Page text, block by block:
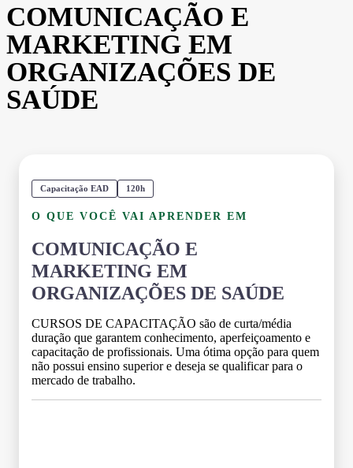
COMUNICAÇÃO E
MARKETING EM
ORGANIZAÇÕES DE
SAÚDE
Capacitação EAD 120h
O QUE VOCÊ VAI APRENDER EM
COMUNICAÇÃO E
MARKETING EM
ORGANIZAÇÕES DE SAÚDE
CURSOS DE CAPACITAÇÃO são de curta/média
duração que garantem conhecimento, aperfeiçoamento e
capacitação de profissionais. Uma ótima opção para quem
não possui ensino superior e deseja se qualificar para o
mercado de trabalho.